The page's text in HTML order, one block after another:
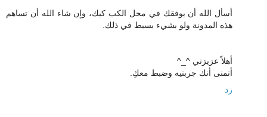
أسأل الله أن يوفقك في محل الكب كيك، وإن شاء الله أن تساهم
هذه المدونة ولو بشيء بسيط في ذلك.
أهلاً عزيزتي ^_^
أتمنى أنك جربتيه وضبط معكِ.
رد